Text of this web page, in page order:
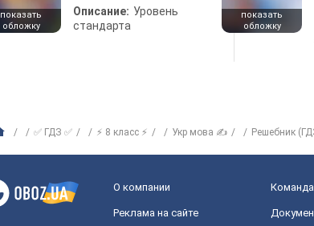
показать
обложку
Описание: Уровень
стандарта
показать
обложку
✅ ГДЗ ✅ ⚡ 8 класс ⚡ Укр мова ✍ Решебник
О компании Команда
Реклама на сайте